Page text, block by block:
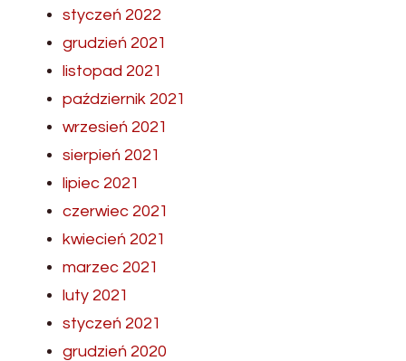
styczeń 2022
grudzień 2021
listopad 2021
październik 2021
wrzesień 2021
sierpień 2021
lipiec 2021
czerwiec 2021
kwiecień 2021
marzec 2021
luty 2021
styczeń 2021
grudzień 2020